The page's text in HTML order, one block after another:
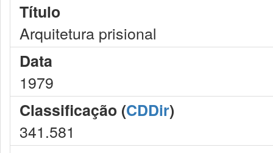
Título
Arquitetura prisional
Data
1979
Classificação (CDDir)
341.581